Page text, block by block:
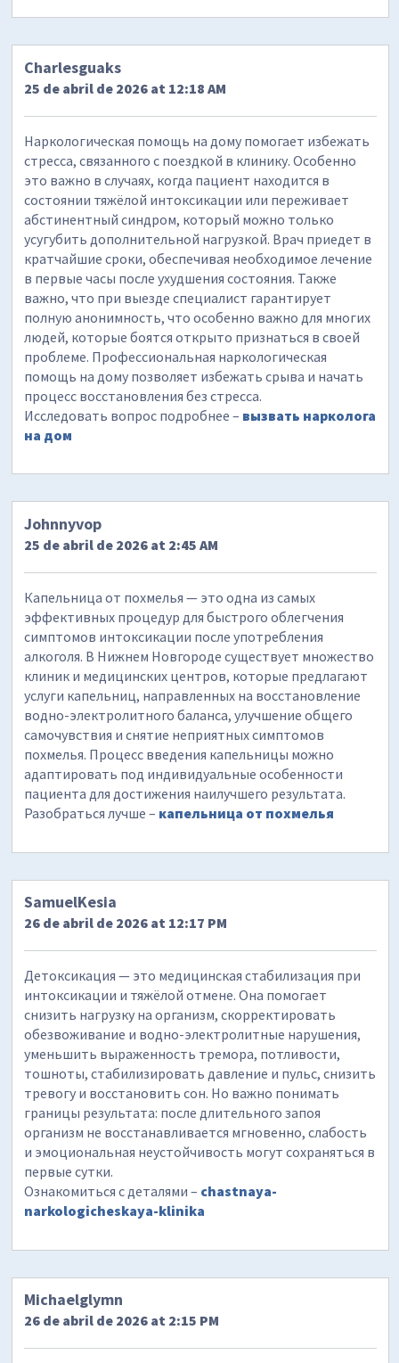
Charlesguaks
25 de abril de 2026 at 12:18 AM
Наркологическая помощь на дому помогает избежать
стресса, связанного с поездкой в клинику. Особенно
это важно в случаях, когда пациент находится в
состоянии тяжёлой интоксикации или переживает
абстинентный синдром, который можно только
усугубить дополнительной нагрузкой. Врач приедет в
кратчайшие сроки, обеспечивая необходимое лечение
в первые часы после ухудшения состояния. Также
важно, что при выезде специалист гарантирует
полную анонимность, что особенно важно для многих
людей, которые боятся открыто признаться в своей
проблеме. Профессиональная наркологическая
помощь на дому позволяет избежать срыва и начать
процесс восстановления без стресса.
Исследовать вопрос подробнее – вызвать нарколога
на дом
Johnnyvop
25 de abril de 2026 at 2:45 AM
Капельница от похмелья — это одна из самых
эффективных процедур для быстрого облегчения
симптомов интоксикации после употребления
алкоголя. В Нижнем Новгороде существует множество
клиник и медицинских центров, которые предлагают
услуги капельниц, направленных на восстановление
водно-электролитного баланса, улучшение общего
самочувствия и снятие неприятных симптомов
похмелья. Процесс введения капельницы можно
адаптировать под индивидуальные особенности
пациента для достижения наилучшего результата.
Разобраться лучше – капельница от похмелья
SamuelKesia
26 de abril de 2026 at 12:17 PM
Детоксикация — это медицинская стабилизация при
интоксикации и тяжёлой отмене. Она помогает
снизить нагрузку на организм, скорректировать
обезвоживание и водно-электролитные нарушения,
уменьшить выраженность тремора, потливости,
тошноты, стабилизировать давление и пульс, снизить
тревогу и восстановить сон. Но важно понимать
границы результата: после длительного запоя
организм не восстанавливается мгновенно, слабость
и эмоциональная неустойчивость могут сохраняться в
первые сутки.
Ознакомиться с деталями – chastnaya-
narkologicheskaya-klinika
Michaelglymn
26 de abril de 2026 at 2:15 PM